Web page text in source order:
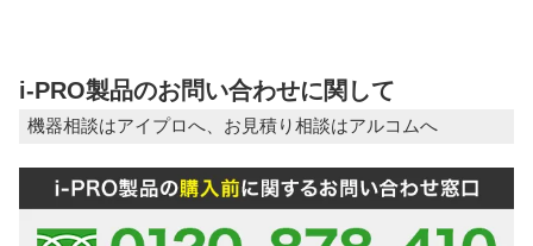
i-PRO製品のお問い合わせに関して
機器相談はアイプロへ、お見積り相談はアルコムへ